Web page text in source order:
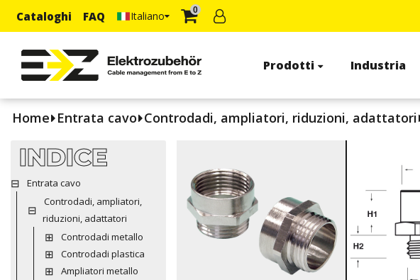
Cataloghi FAQ Italiano 0
Prodotti Industria
Home Entrata cavo Controdadi, ampliatori, riduzioni, adattatori
INDICE
Entrata cavo
Controdadi, ampliatori,
riduzioni, adattatori
Controdadi metallo
Controdadi plastica
Ampliatori metallo